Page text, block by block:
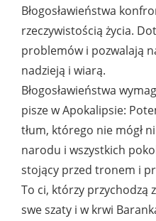
Błogosławieństwa
rzeczywistością życia.
problemów i pozwalają
nadzieją i wiarą.
Błogosławieństwa
pisze w Apokalipsie:
tłum, którego nie mógł
narodu i wszystkich
stojący przed tronem i
To ci, którzy przychodzą
swe szaty i w krwi